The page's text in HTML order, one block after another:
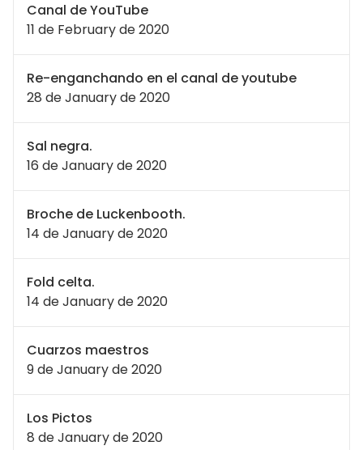
Canal de YouTube
11 de February de 2020
Re-enganchando en el canal de youtube
28 de January de 2020
Sal negra.
16 de January de 2020
Broche de Luckenbooth.
14 de January de 2020
Fold celta.
14 de January de 2020
Cuarzos maestros
9 de January de 2020
Los Pictos
8 de January de 2020